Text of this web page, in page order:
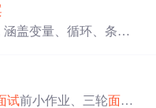
问题，通过列表分析
中拿一只水果确定三
盖变量、循环、条件
试前小作业、三轮面试